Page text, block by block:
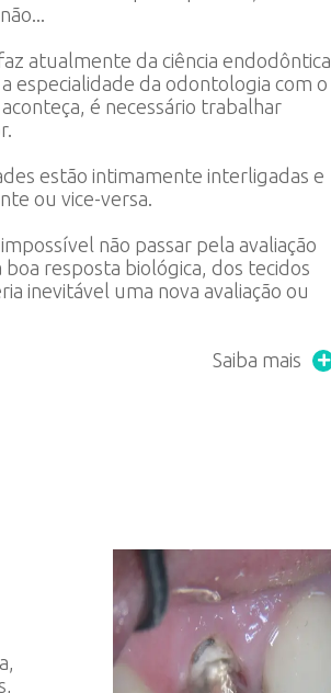
atualmente da ciência endodôntica
especialidade da odontologia com o
é necessário trabalhar
estão intimamente interligadas e
ou vice-versa.
não passar pela avaliação
resposta biológica, dos tecidos
inevitável uma nova avaliação ou
Saiba mais